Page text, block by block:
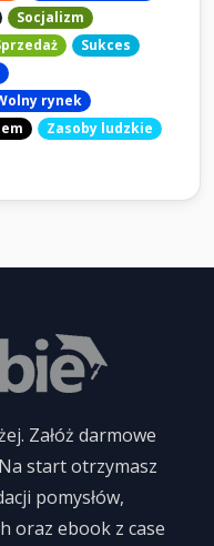
Socjalizm
Sukces
rynek
Zasoby ludzkie
Załóż darmowe
start otrzymasz
pomysłów,
oraz ebook z case